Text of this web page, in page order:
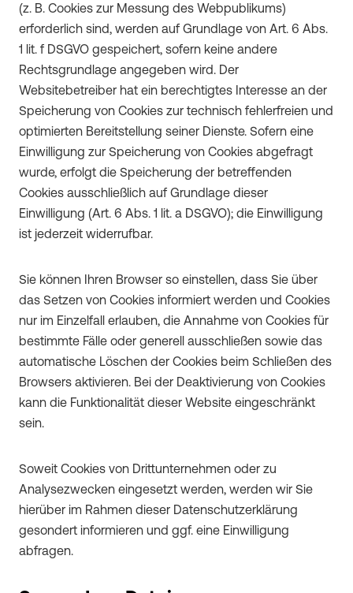
(z. B. Cookies zur Messung des Webpublikums)
erforderlich sind, werden auf Grundlage von Art. 6 Abs.
1 lit. f DSGVO gespeichert, sofern keine andere
Rechtsgrundlage angegeben wird. Der
Websitebetreiber hat ein berechtigtes Interesse an der
Speicherung von Cookies zur technisch fehlerfreien und
optimierten Bereitstellung seiner Dienste. Sofern eine
Einwilligung zur Speicherung von Cookies abgefragt
wurde, erfolgt die Speicherung der betreffenden
Cookies ausschließlich auf Grundlage dieser
Einwilligung (Art. 6 Abs. 1 lit. a DSGVO); die Einwilligung
ist jederzeit widerrufbar.
Sie können Ihren Browser so einstellen, dass Sie über
das Setzen von Cookies informiert werden und Cookies
nur im Einzelfall erlauben, die Annahme von Cookies für
bestimmte Fälle oder generell ausschließen sowie das
automatische Löschen der Cookies beim Schließen des
Browsers aktivieren. Bei der Deaktivierung von Cookies
kann die Funktionalität dieser Website eingeschränkt
sein.
Soweit Cookies von Drittunternehmen oder zu
Analysezwecken eingesetzt werden, werden wir Sie
hierüber im Rahmen dieser Datenschutzerklärung
gesondert informieren und ggf. eine Einwilligung
abfragen.